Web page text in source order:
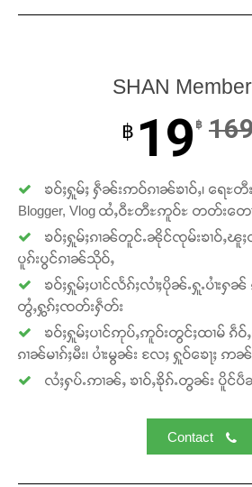
SHAN
฿ 19 ฿
ၶဝ်ႈႁူမ်ႈ ႁဵၼ်းဢဝ်ၵၢၼ်ၶၢဝ်ႇ၊ ရေႊတီ
Blogger, Vlog ထႆႇဝီႊတီႊဢူဝ်ႊ တတ်းတ
ၶဝ်ႈႁူမ်ႈၵၢၼ်တူင်ႉၼိုင်ၸုမ်းၶၢဝ်ႇၽူႈ
ပူၵ်းပွင်ၵၢၼ်သိုဝ်ႇ
ၶဝ်ႈႁူမ်ႈပၢင်လႅၵ်ႈလၢႆႈပိုၼ်ႉႁူႉပၢႆး
တွႆႇႁွၵ်ႈၸတ်းႁဵတ်း
ၶဝ်ႈႁူမ်ႈပၢင်ဢုပ်ႇဢူဝ်းတွင်ႈထၢမ် ၵဵဝ်ႇ
ၵၢၼ်မၢၵ်ႈမီး၊ ပၢႆးမွၼ်း လႄႈ ႁူဝ်ၶေႃႈ ဢ
လႆႈႁပ်ႉဢၢၼ်ႇ ၶၢဝ်ႇၶိုၵ်ႉတွၼ်း ပိူင်
Contact